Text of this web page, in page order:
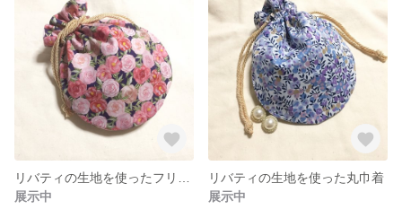
展示中
リバティの生地を使った丸巾着
展示中